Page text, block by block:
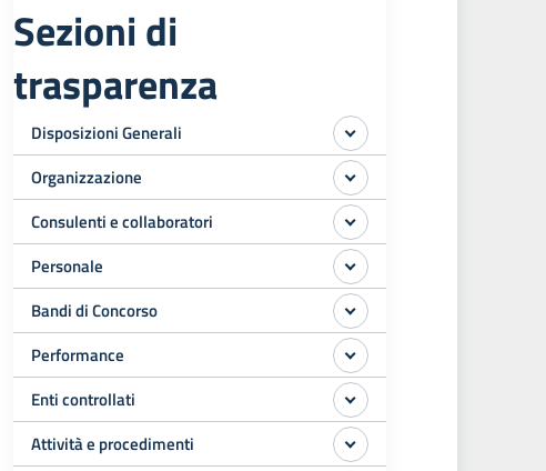
Sezioni di
trasparenza
Disposizioni Generali
Organizzazione
Consulenti e collaboratori
Personale
Bandi di Concorso
Performance
Enti controllati
Attività e procedimenti